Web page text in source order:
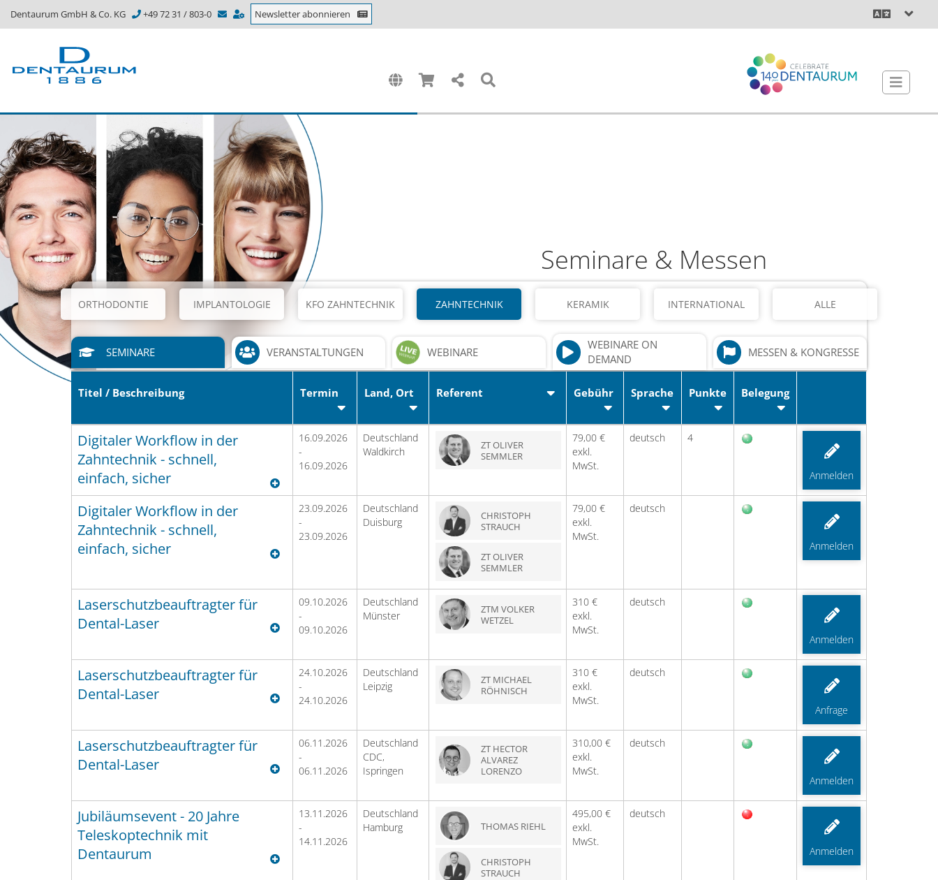
Dentaurum GmbH & Co. KG +49 72 31 / 803-0 Newsletter abonnieren
Seminare & Messen
ORTHODONTIE IMPLANTOLOGIE KFO ZAHNTECHNIK ZAHNTECHNIK KERAMIK INTERNATIONAL ALLE
SEMINARE VERANSTALTUNGEN WEBINARE
WEBINARE ON
DEMAND
MESSEN & KONGRESSE
Titel / Beschreibung Termin Land, Ort Referent Gebühr Sprache Punkte Belegung
Digitaler Workflow in der
Zahntechnik - schnell,
einfach, sicher
16.09.2026
-
16.09.2026
Deutschland
Waldkirch
ZT OLIVER
SEMMLER
79,00 €
exkl.
MwSt.
deutsch 4
Anmelden
Digitaler Workflow in der
Zahntechnik - schnell,
einfach, sicher
23.09.2026
-
23.09.2026
Deutschland
Duisburg
CHRISTOPH
STRAUCH
ZT OLIVER
SEMMLER
79,00 €
exkl.
MwSt.
deutsch
Anmelden
Laserschutzbeauftragter für
Dental-Laser
09.10.2026
-
09.10.2026
Deutschland
Münster
ZTM VOLKER
WETZEL
310 €
exkl.
MwSt.
deutsch
Anmelden
Laserschutzbeauftragter für
Dental-Laser
24.10.2026
-
24.10.2026
Deutschland
Leipzig
ZT MICHAEL
RÖHNISCH
310 €
exkl.
MwSt.
deutsch
Anfrage
Laserschutzbeauftragter für
Dental-Laser
06.11.2026
-
06.11.2026
Deutschland
CDC,
Ispringen
ZT HECTOR
ALVAREZ
LORENZO
310,00 €
exkl.
MwSt.
deutsch
Anmelden
Jubiläumsevent - 20 Jahre
Teleskoptechnik mit
Dentaurum
13.11.2026
-
14.11.2026
Deutschland
Hamburg
THOMAS RIEHL
CHRISTOPH
STRAUCH
495,00 €
exkl.
MwSt.
deutsch
Anmelden